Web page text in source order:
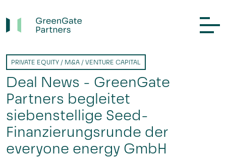
PRIVATE EQUITY / M&A / VENTURE CAPITAL
Deal News - GreenGate
Partners begleitet
siebenstellige Seed-
Finanzierungsrunde der
everyone energy GmbH